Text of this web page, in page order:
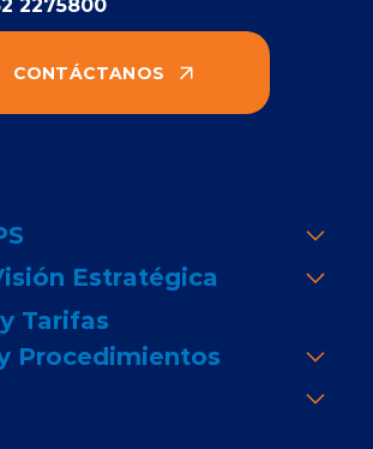
CONTÁCTANOS
Estratégica
Tarifas
Procedimientos